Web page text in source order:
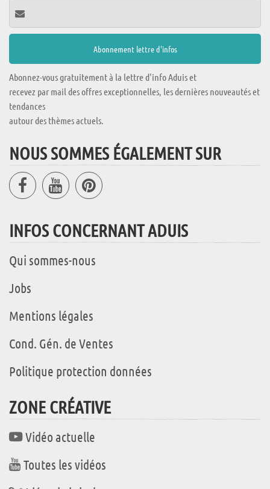
Abonnez-vous gratuitement à la lettre d'info Aduis et
recevez par mail des offres exceptionnelles, les dernières nouveautés et
tendances
autour des thèmes actuels.
NOUS SOMMES ÉGALEMENT SUR
INFOS CONCERNANT ADUIS
Qui sommes-nous
Jobs
Mentions légales
Cond. Gén. de Ventes
Politique protection données
ZONE CRÉATIVE
Vidéo actuelle
Toutes les vidéos